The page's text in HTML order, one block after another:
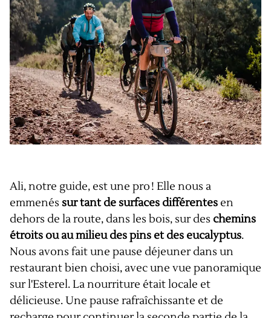
Ali, notre guide, est une pro ! Elle nous a
emmenés sur tant de surfaces différentes en
dehors de la route, dans les bois, sur des chemins
étroits ou au milieu des pins et des eucalyptus.
Nous avons fait une pause déjeuner dans un
restaurant bien choisi, avec une vue panoramique
sur l'Esterel. La nourriture était locale et
délicieuse. Une pause rafraîchissante et de